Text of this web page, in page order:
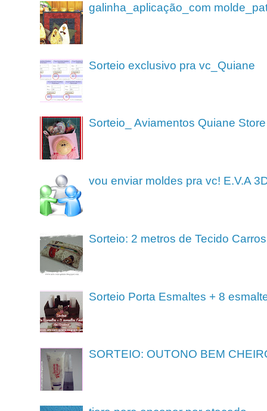
galinha_aplicação_com
Sorteio exclusivo pra vc_Quiane
Sorteio_ Aviamentos Quiane Store
vou enviar moldes pra vc! E.V.A
Sorteio: 2 metros de Tecido Carros
Sorteio Porta Esmaltes + 8
SORTEIO: OUTONO BEM